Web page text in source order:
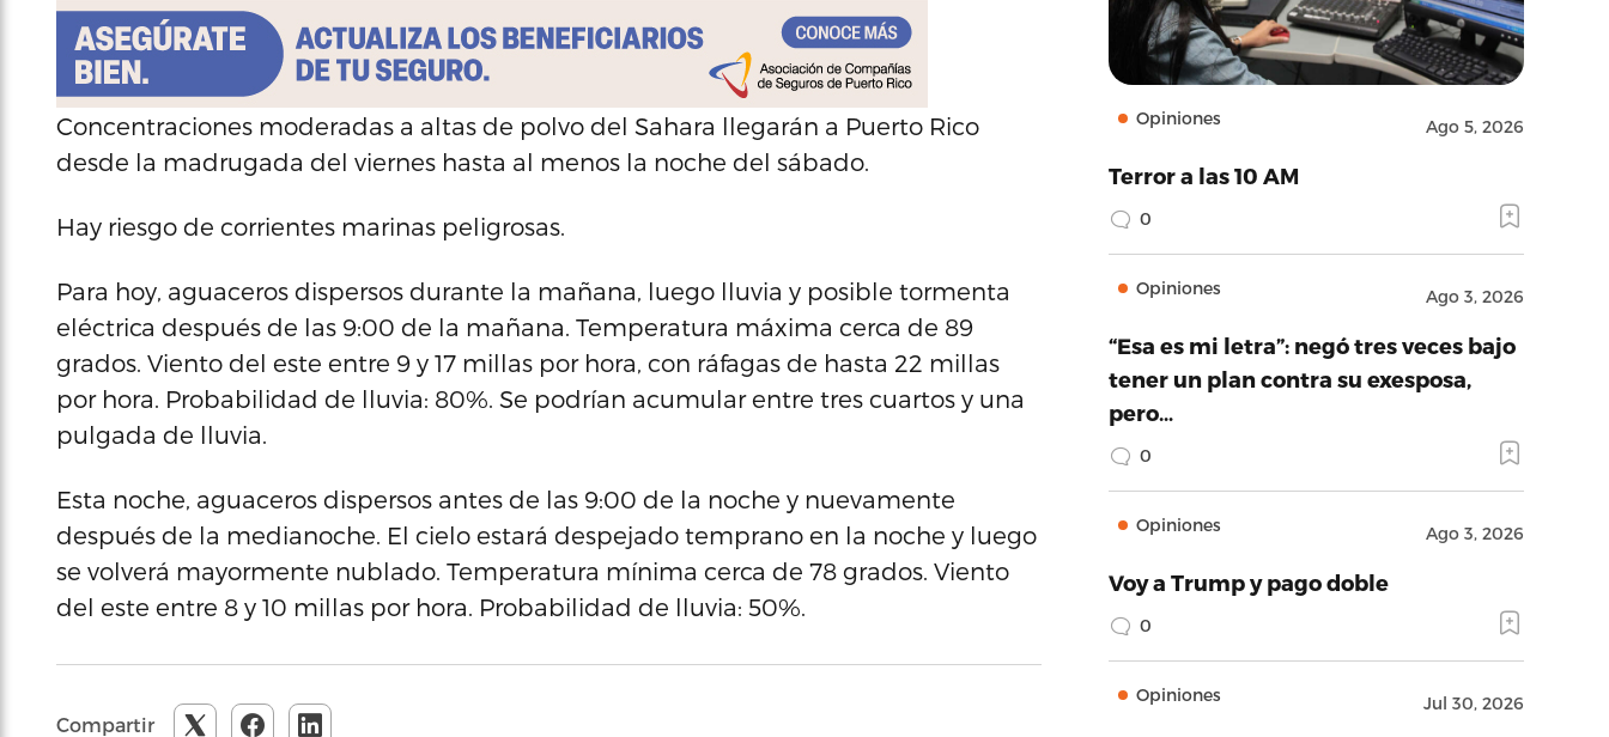
Concentraciones moderadas a altas de polvo del Sahara llegarán a Puerto Rico
desde la madrugada del viernes hasta al menos la noche del sábado.
Hay riesgo de corrientes marinas peligrosas.
Para hoy, aguaceros dispersos durante la mañana, luego lluvia y posible tormenta
eléctrica después de las 9:00 de la mañana. Temperatura máxima cerca de 89
grados. Viento del este entre 9 y 17 millas por hora, con ráfagas de hasta 22 millas
por hora. Probabilidad de lluvia: 80%. Se podrían acumular entre tres cuartos y una
pulgada de lluvia.
Esta noche, aguaceros dispersos antes de las 9:00 de la noche y nuevamente
después de la medianoche. El cielo estará despejado temprano en la noche y luego
se volverá mayormente nublado. Temperatura mínima cerca de 78 grados. Viento
del este entre 8 y 10 millas por hora. Probabilidad de lluvia: 50%.
Compartir
Opiniones Ago 5, 2026
Terror a las 10 AM
0
Opiniones Ago 3, 2026
“Esa es mi letra”: negó tres veces bajo
tener un plan contra su exesposa,
pero…
0
Opiniones Ago 3, 2026
Voy a Trump y pago doble
0
Opiniones Jul 30, 2026